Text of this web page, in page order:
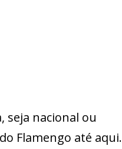
seja nacional ou
Flamengo até aqui.